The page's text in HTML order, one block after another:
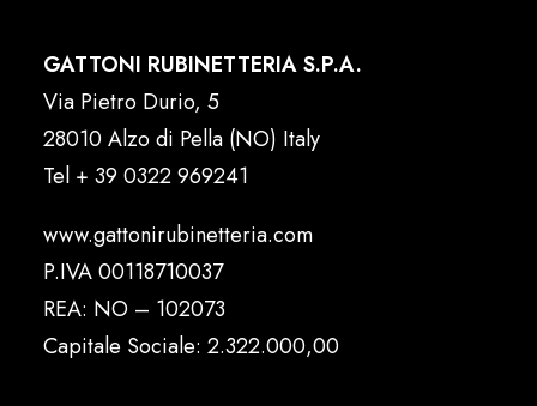
GATTONI RUBINETTERIA S.P.A.
Via Pietro Durio, 5
28010 Alzo di Pella (NO) Italy
Tel + 39 0322 969241
www.gattonirubinetteria.com
P.IVA 00118710037
REA: NO – 102073
Capitale Sociale: 2.322.000,00